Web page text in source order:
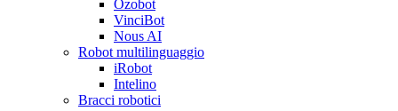
Ozobot
VinciBot
Nous AI
Robot multilinguaggio
iRobot
Intelino
Bracci robotici